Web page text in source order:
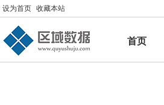
设为首页 收藏本站
首页
帮助